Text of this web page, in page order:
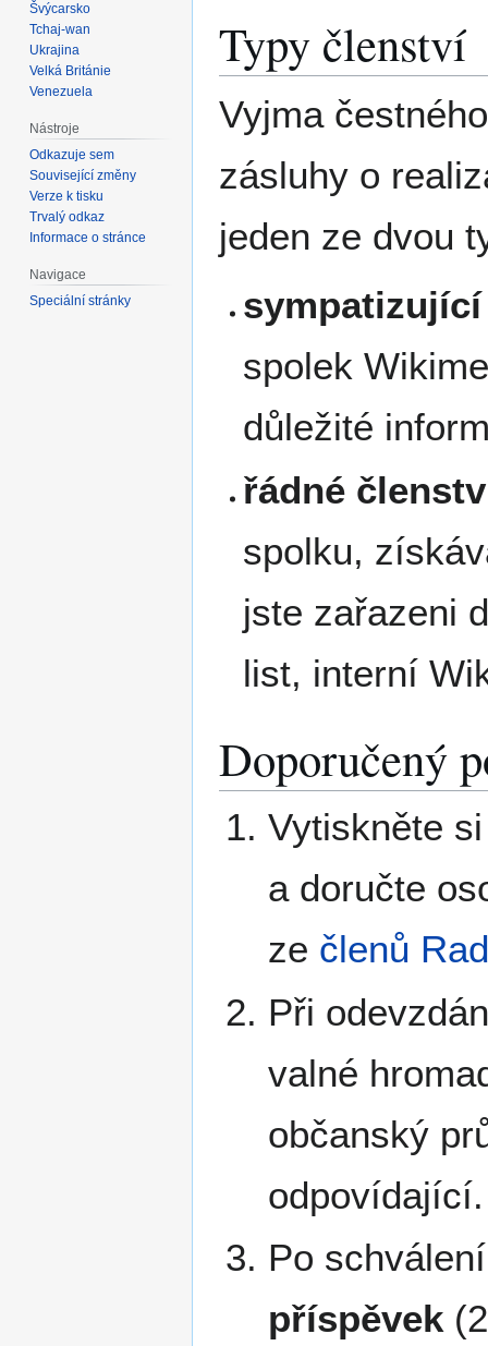
Typy členství
Vyjma
zásluhy o
jeden ze dvou
spolek
důležité
řádné
spolku,
jste zařazeni
list, interní
Doporučený
Vytiskněte
a doručte
ze členů
Při
valné
občanský
odpovídající.
Po
příspěvek
Švýcarsko
Tchaj-wan
Ukrajina
Velká Británie
Venezuela
Nástroje
Odkazuje sem
Související změny
Verze k tisku
Trvalý odkaz
Informace o stránce
Navigace
Speciální stránky